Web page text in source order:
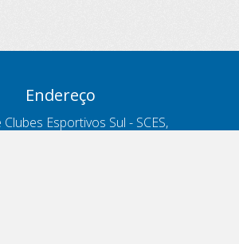
Endereço
Esportivos Sul - SCES,